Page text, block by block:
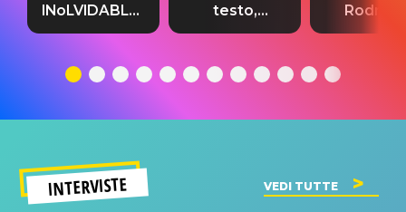
INoLVIDABLE”:
testo,
significato
testo,
traduzione e
del singolo
testo,
INTERVISTE VEDI TUTTE